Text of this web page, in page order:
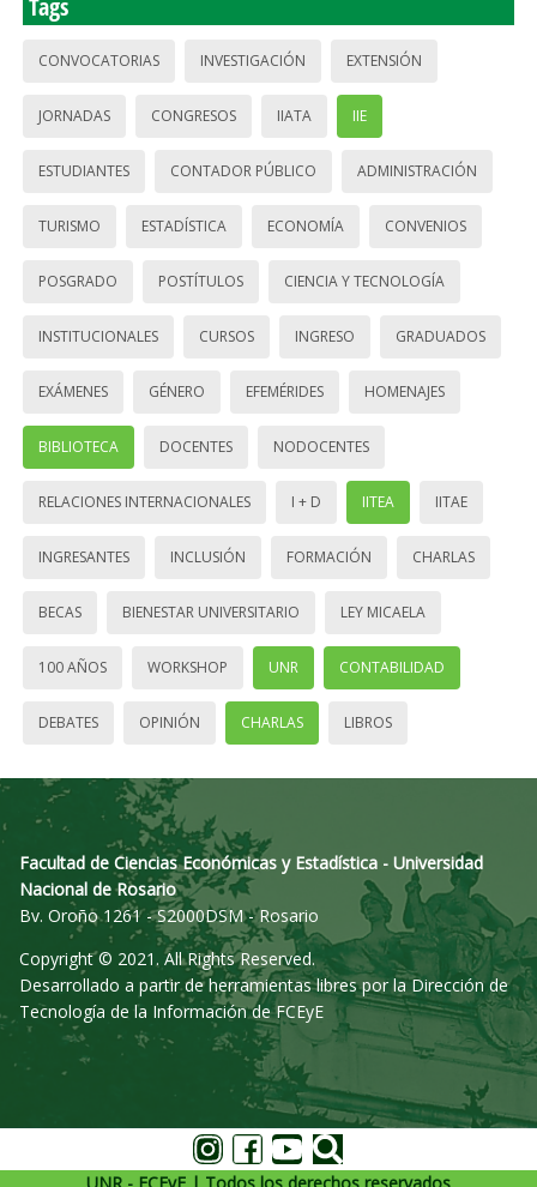
Tags
CONVOCATORIAS INVESTIGACIÓN EXTENSIÓN
JORNADAS CONGRESOS IIATA IIE
ESTUDIANTES CONTADOR PÚBLICO ADMINISTRACIÓN
TURISMO ESTADÍSTICA ECONOMÍA CONVENIOS
POSGRADO POSTÍTULOS CIENCIA Y TECNOLOGÍA
INSTITUCIONALES CURSOS INGRESO GRADUADOS
EXÁMENES GÉNERO EFEMÉRIDES HOMENAJES
BIBLIOTECA DOCENTES NODOCENTES
RELACIONES INTERNACIONALES I + D IITEA IITAE
INGRESANTES INCLUSIÓN FORMACIÓN CHARLAS
BECAS BIENESTAR UNIVERSITARIO LEY MICAELA
100 AÑOS WORKSHOP UNR CONTABILIDAD
DEBATES OPINIÓN CHARLAS LIBROS
Facultad de Ciencias Económicas y Estadística - Universidad
Nacional de Rosario
Bv. Oroño 1261 - S2000DSM - Rosario
Copyright © 2021. All Rights Reserved.
Desarrollado a partir de herramientas libres por la Dirección de
Tecnología de la Información de FCEyE